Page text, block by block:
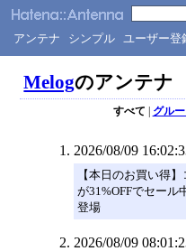
アンテナ シンプル ユーザー登
Melogのアンテナ
すべて | グル
2026/08/09
【本日のお買い得
が31%OFFでセール
登場
2026/08/09